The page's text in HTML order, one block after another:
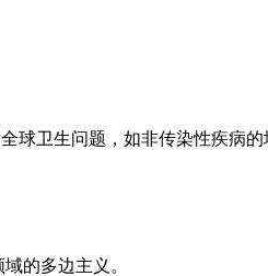
球卫生问题，如非传染性疾病
的多边主义。